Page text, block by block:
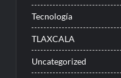
Tecnología
TLAXCALA
Uncategorized